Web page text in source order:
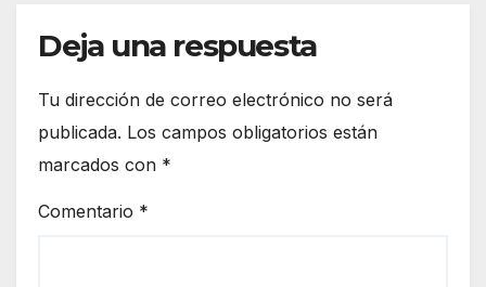
Deja una respuesta
Tu dirección de correo electrónico no será
publicada. Los campos obligatorios están
marcados con *
Comentario *